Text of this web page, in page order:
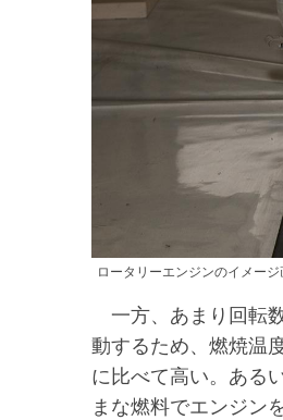
ロータリーエンジンのイメージ
一方、あまり回転
動するため、燃焼温
に比べて高い。ある
まな燃料でエンジン